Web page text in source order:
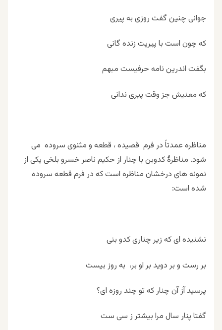
جوانی چنین گفت روزی به پیری
که چون است با پیریت زنده گانی
بگفت اندرین نامه حرفیست مبهم
که معنیش جز وقت پیری ندانی
مناظره عمدتاً در فرم قصیده ، قطعه و مثنوی سروده می
شود. مناظرۀ کدوبن با چنار از حکیم ناصر خسرو بلخی یکی از
نمونه های درخشان مناظره است که در فرم قطعه سروده
شده است:
نشنیده ای که زیر چناری کدو بنی
بر رست و بر دوید بر او بر، به روز بیست
پرسید آز آن چنار که تو چند روزه ای؟
گفتا پنار سال مرا بیشتر ز سی ست